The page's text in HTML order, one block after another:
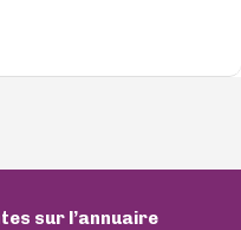
sur l’annuaire